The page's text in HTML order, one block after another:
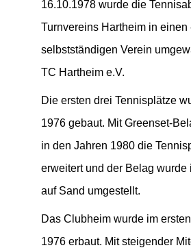
16.10.1978 wurde die
Turnvereins Hartheim in einen
selbstständigen Verein
TC Hartheim e.V.
Die ersten drei Tennisplätze
1976 gebaut. Mit Greenset-
in den Jahren 1980 die
erweitert und der Belag
auf Sand umgestellt.
Das Clubheim wurde im
1976 erbaut. Mit steigender